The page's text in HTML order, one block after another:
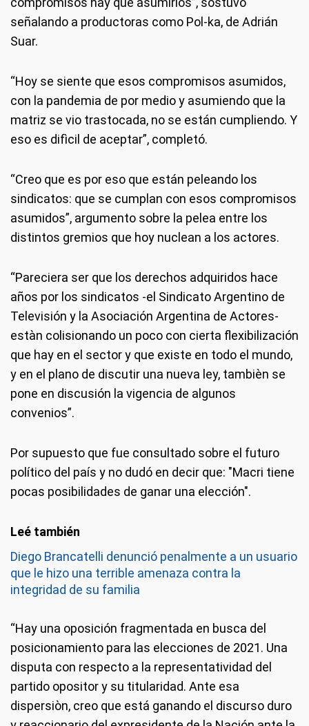
señalando a productoras como Pol-ka, de Adrián
Suar​.
“Hoy se siente que esos compromisos asumidos,
con la pandemia de por medio y asumiendo que la
matriz se vio trastocada, no se están cumpliendo. Y
eso es difìcil de aceptar”, completó.
“Creo que es por eso que están peleando los
sindicatos: que se cumplan con esos compromisos
asumidos”, argumento sobre la pelea entre los
distintos gremios que hoy nuclean a los actores.
“Pareciera ser que los derechos adquiridos hace
años por los sindicatos -el Sindicato Argentino de
Televisión y la Asociación Argentina de Actores-
estàn colisionando un poco con cierta flexibilización
que hay en el sector y que existe en todo el mundo,
y en el plano de discutir una nueva ley, tambièn se
pone en discusión la vigencia de algunos
convenios”.
Por supuesto que fue consultado sobre el futuro
político del país y no dudó en decir que: "Macri tiene
pocas posibilidades de ganar una elección".
Diego Brancatelli denunció penalmente a un usuario
que le hizo una terrible amenaza contra la
integridad de su familia
“Hay una oposición fragmentada en busca del
posicionamiento para las elecciones de 2021. Una
disputa con respecto a la representatividad del
partido opositor y su titularidad. Ante esa
dispersiòn, creo que está ganando el discurso duro